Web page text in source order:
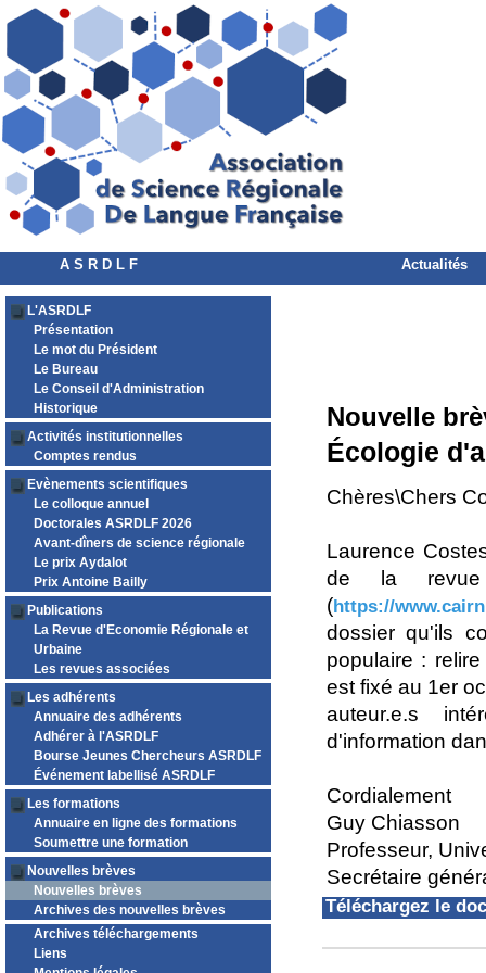
A S R D L F Actualités
L'ASRDLF
Présentation
Le mot du Président
Le Bureau
Le Conseil d'Administration
Historique
Activités institutionnelles
Comptes rendus
Evènements scientifiques
Le colloque annuel
Doctorales ASRDLF 2026
Avant-dîners de science régionale
Le prix Aydalot
Prix Antoine Bailly
Publications
La Revue d'Economie Régionale et
Urbaine
Les revues associées
Les adhérents
Annuaire des adhérents
Adhérer à l'ASRDLF
Bourse Jeunes Chercheurs ASRDLF
Événement labellisé ASRDLF
Les formations
Annuaire en ligne des formations
Soumettre une formation
Nouvelles brèves
Nouvelles brèves
Archives des nouvelles brèves
Archives téléchargements
Liens
Nouvelle
Écologie
Chères\Chers
Laurence
de la revue
(https://
dossier qu'ils
populaire :
est fixé au 1er
auteur.e.s
d'information
Cordialement
Guy Chiasson
Professeur,
Secrétaire
Téléchargez le